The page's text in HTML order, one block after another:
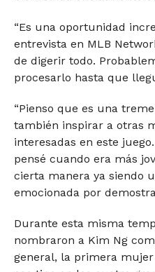
“Es una oportunidad
entrevista en MLB
de digerir todo.
procesarlo hasta que
“Pienso que es una
también inspirar a otras
interesadas en este
pensé cuando era más
cierta manera ya siendo
emocionada por
Durante esta misma
nombraron a Kim Ng
general, la primera